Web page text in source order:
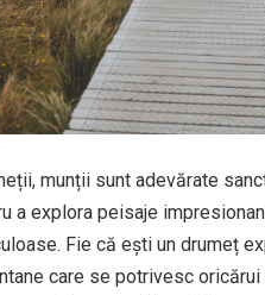
munții sunt adevărate
a explora peisaje
Fie că ești un drumeț
care se potrivesc